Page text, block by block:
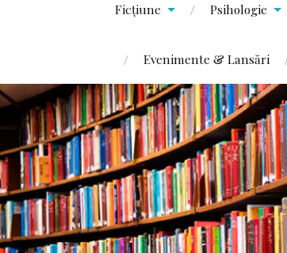
Ficțiune Psihologie
Evenimente & Lansări